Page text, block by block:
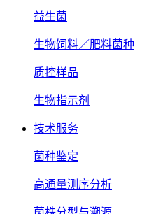
益生菌
生物饲料／肥料菌种
质控样品
生物指示剂
技术服务
菌种鉴定
高通量测序分析